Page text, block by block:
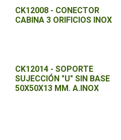
CK12008 - CONECTOR
CABINA 3 ORIFICIOS INOX
CK12014 - SOPORTE
SUJECCIÓN "U" SIN BASE
50X50X13 MM. A.INOX